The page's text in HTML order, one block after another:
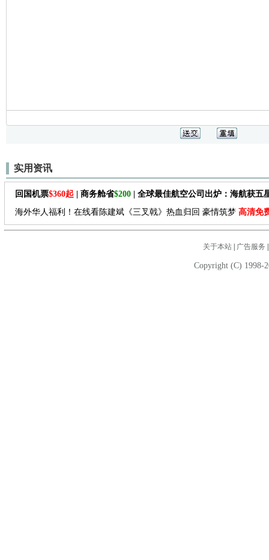
实用资讯
回国机票$360起 | 商务舱省$200 | 全球最佳航空公司出炉：海航获五
海外华人福利！在线看陈建斌《三叉戟》热血归回 豪情筑梦 高清免
关于本站| 广告服务
Copyright (C) 1998-